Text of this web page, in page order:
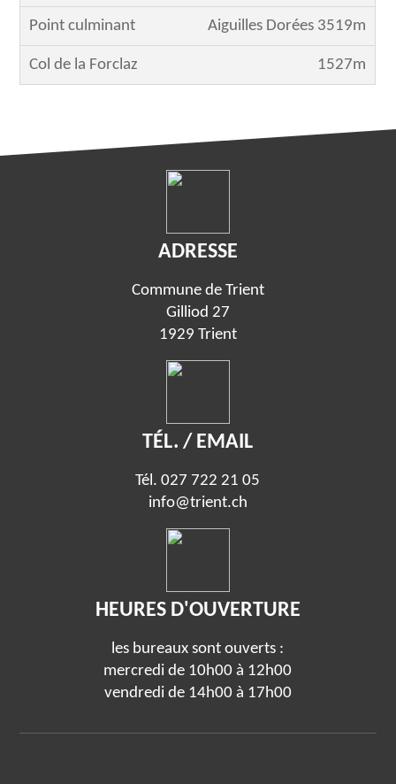
Point culminant Aiguilles Dorées 3519m
Col de la Forclaz 1527m
ADRESSE
Commune de Trient
Gilliod 27
1929 Trient
TÉL. / EMAIL
Tél.027 722 21 05
info@trient.ch
HEURES D'OUVERTURE
les bureaux sont ouverts :
mercredi de 10h00 à 12h00
vendredi de 14h00 à 17h00